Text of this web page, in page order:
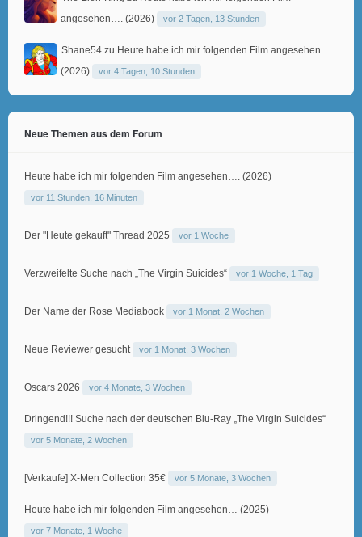
angesehen…. (2026)
vor 2 Tagen, 13 Stunden
Shane54 zu Heute habe ich mir folgenden Film angesehen….
(2026)
vor 4 Tagen, 10 Stunden
Neue Themen aus dem Forum
Heute habe ich mir folgenden Film angesehen…. (2026)
vor 11 Stunden, 16 Minuten
Der "Heute gekauft" Thread 2025 vor 1 Woche
Verzweifelte Suche nach „The Virgin Suicides“ vor 1 Woche, 1 Tag
Der Name der Rose Mediabook vor 1 Monat, 2 Wochen
Neue Reviewer gesucht vor 1 Monat, 3 Wochen
Oscars 2026 vor 4 Monate, 3 Wochen
Dringend!!! Suche nach der deutschen Blu-Ray „The Virgin Suicides“
vor 5 Monate, 2 Wochen
[Verkaufe] X-Men Collection 35€ vor 5 Monate, 3 Wochen
Heute habe ich mir folgenden Film angesehen… (2025)
vor 7 Monate, 1 Woche